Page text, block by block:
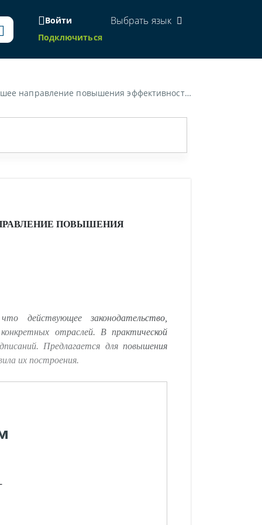
Войти
Подключиться
Выбрать язык
повышения эффективности правовых норм»
ПОВЫШЕНИЯ
действующее законодательство,
отраслей. В практической
Предлагается для повышения
их построения.